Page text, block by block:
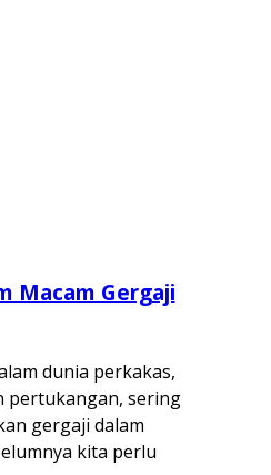
Macam Gergaji
dunia perkakas,
pertukangan, sering
gergaji dalam
kita perlu